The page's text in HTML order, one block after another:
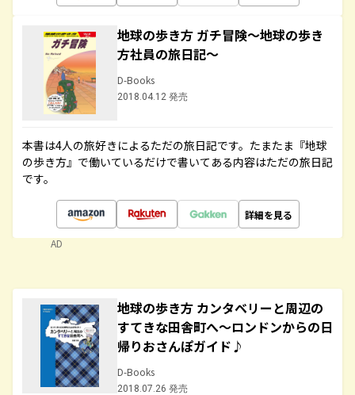
地球の歩き方 ガチ冒険～地球の歩き
方社員の旅日記～
D-Books
2018.04.12 発売
本書は4人の旅好きによるただの旅日記です。たまたま『地球
の歩き方』で働いているだけで書いてある内容はただの旅日記
です。
詳細を見る
AD
地球の歩き方 カンタベリーと周辺の
すてきな田舎町へ～ロンドンからの日
帰りおさんぽガイド♪
D-Books
2018.07.26 発売